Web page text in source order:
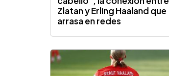
Zlatan y Erling Haaland que
arrasa en redes